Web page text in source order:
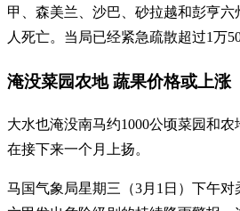
甲、森美兰、沙巴、砂拉越和彭亨
人死亡。当局已经紧急疏散超过1万
淹没菜园农地 蔬果价格或上涨
大水也淹没南马约1000公顷菜园和
在接下来一个月上扬。
马国气象局星期三（3月1日）下午